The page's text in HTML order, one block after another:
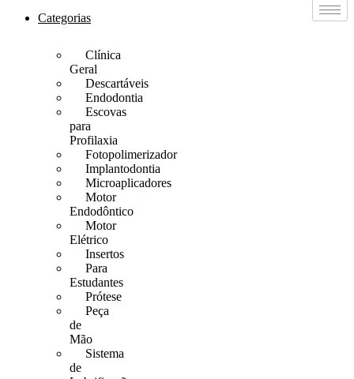
Categorias
Clínica
Geral
Descartáveis
Endodontia
Escovas
para
Profilaxia
Fotopolimerizador
Implantodontia
Microaplicadores
Motor
Endodôntico
Motor
Elétrico
Insertos
Para
Estudantes
Prótese
Peça
de
Mão
Sistema
de